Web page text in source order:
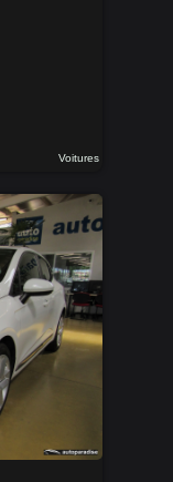
Voitures